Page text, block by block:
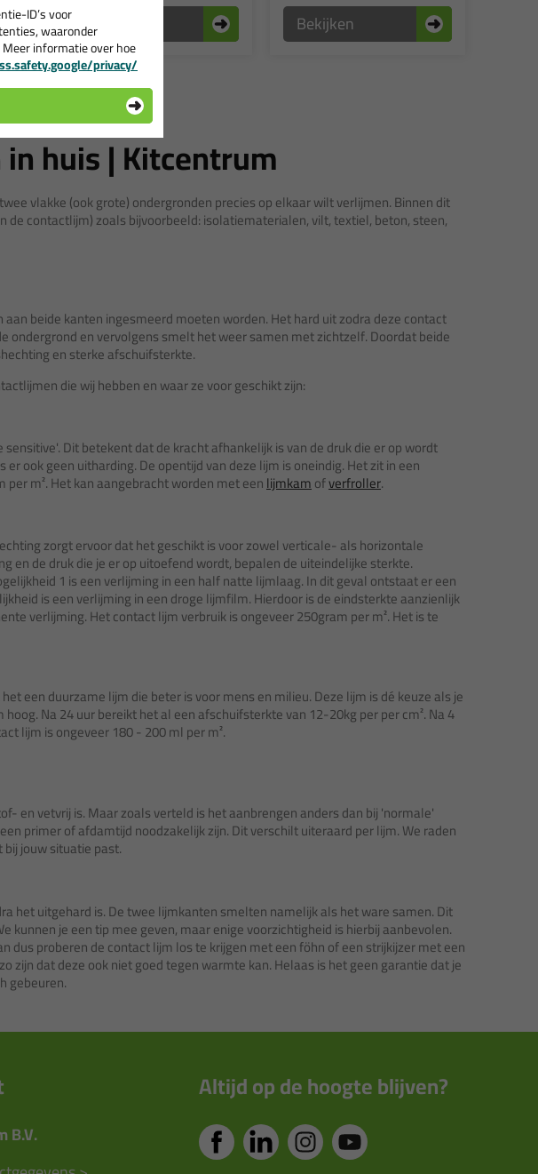
Bekijken Bekijken
Volgende
huis | Kitcentrum
vlakke (ook grote) ondergronden precies op elkaar wilt verlijmen. Binnen dit
contactlijm) zoals bijvoorbeeld: isolatiematerialen, vilt, textiel, beton, steen,
beide kanten ingesmeerd moeten worden. Het hard uit zodra deze contact
ondergrond en vervolgens smelt het weer samen met zichtzelf. Doordat beide
en sterke afschuifsterkte.
die wij hebben en waar ze voor geschikt zijn:
Dit betekent dat de kracht afhankelijk is van de druk die er op wordt
ook geen uitharding. De opentijd van deze lijm is oneindig. Het zit in een
m². Het kan aangebracht worden met eenlijmkamofverfroller.
zorgt ervoor dat het geschikt is voor zowel verticale- als horizontale
en de druk die je er op uitoefend wordt, bepalen de uiteindelijke sterkte.
1 is een verlijming in een half natte lijmlaag. In dit geval ontstaat er een
is een verlijming in een droge lijmfilm. Hierdoor is de eindsterkte aanzienlijk
verlijming. Het contact lijm verbruik is ongeveer 250gram per m². Het is te
een duurzame lijm die beter is voor mens en milieu. Deze lijm is dé keuze als je
Na 24 uur bereikt het al een afschuifsterkte van 12-20kg per per cm². Na 4
lijm is ongeveer 180 - 200 ml per m².
en vetvrij is. Maar zoals verteld is het aanbrengen anders dan bij 'normale'
primer of afdamtijd noodzakelijk zijn. Dit verschilt uiteraard per lijm. We raden
jouw situatie past.
het uitgehard is. De twee lijmkanten smelten namelijk als het ware samen. Dit
je een tip mee geven, maar enige voorzichtigheid is hierbij aanbevolen.
dus proberen de contact lijm los te krijgen met een föhn of een strijkijzer met een
zijn dat deze ook niet goed tegen warmte kan. Helaas is het geen garantie dat je
gebeuren.
B.V.
Altijd op de hoogte blijven?
ID’s voor
waaronder
informatie over hoe
privacy/